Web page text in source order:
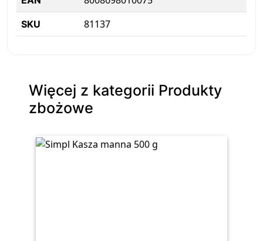
SKU 81137
Więcej z kategorii Produkty
zbożowe